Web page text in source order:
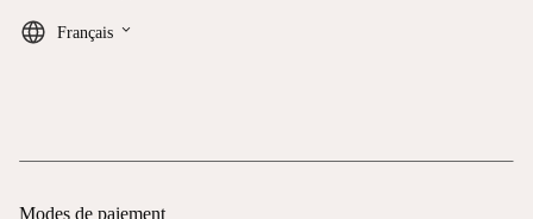
Français keyboard_arrow_down
Modes de paiement